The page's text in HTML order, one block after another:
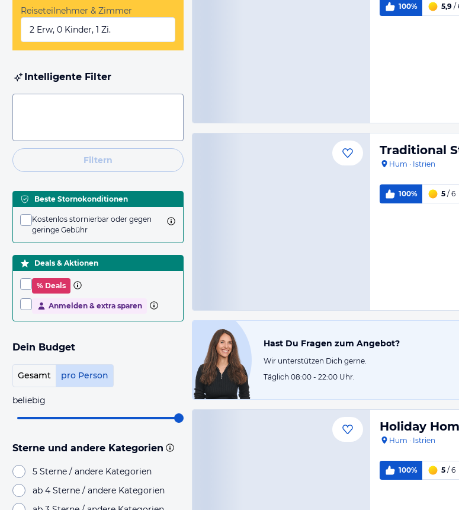
Reiseteilnehmer & Zimmer
2 Erw, 0 Kinder, 1 Zi.
Intelligente Filter
Filtern
Beste Stornokonditionen
Kostenlos stornierbar oder gegen
geringe Gebühr
Deals & Aktionen
% Deals
Anmelden & extra sparen
Dein Budget
Gesamt pro Person
beliebig
Sterne und andere Kategorien
5 Sterne / andere Kategorien
ab 4 Sterne / andere Kategorien
100% 5,9 /
Traditional
Hum · Istrien
100% 5 / 6
Hast Du Fragen zum Angebot?
Wir unterstützen Dich gerne.
Täglich 08:00 - 22:00 Uhr.
Holiday
Hum · Istrien
100% 5 / 6